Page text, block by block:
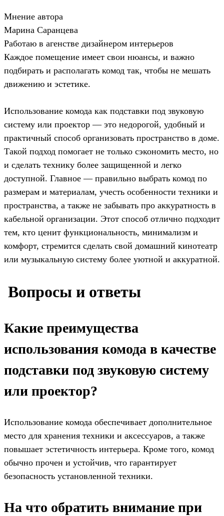
Мнение автора
Марина Саранцева
Работаю в агенстве дизайнером интерьеров
Каждое помещение имеет свои нюансы, и важно
подбирать и располагать комод так, чтобы не мешать
движению и эстетике.
Использование комода как подставки под звуковую
систему или проектор — это недорогой, удобный и
практичный способ организовать пространство в доме.
Такой подход помогает не только сэкономить место, но
и сделать технику более защищенной и легко
доступной. Главное — правильно выбрать комод по
размерам и материалам, учесть особенности техники и
пространства, а также не забывать про аккуратность в
кабельной организации. Этот способ отлично подходит
тем, кто ценит функциональность, минимализм и
комфорт, стремится сделать свой домашний кинотеатр
или музыкальную систему более уютной и аккуратной.
️ Вопросы и ответы
Какие преимущества
использования комода в качестве
подставки под звуковую систему
или проектор?
Использование комода обеспечивает дополнительное
место для хранения техники и аксессуаров, а также
повышает эстетичность интерьера. Кроме того, комод
обычно прочен и устойчив, что гарантирует
безопасность установленной техники.
На что обратить внимание при